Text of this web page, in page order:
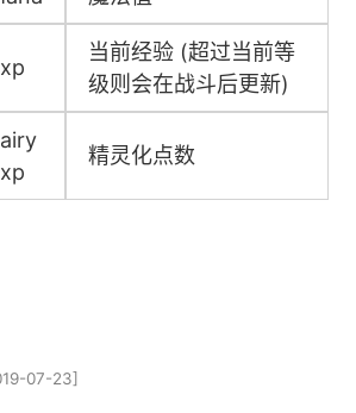
当前经验 (超过当前等
级则会在战斗后更新)
精灵化点数
07-23]